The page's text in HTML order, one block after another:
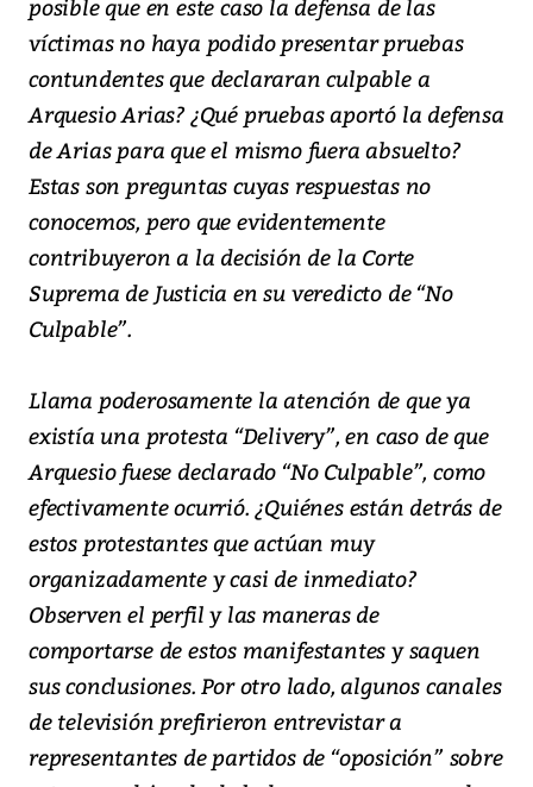
posible que en este caso la defensa de las
víctimas no haya podido presentar pruebas
contundentes que declararan culpable a
Arquesio Arias? ¿Qué pruebas aportó la defensa
de Arias para que el mismo fuera absuelto?
Estas son preguntas cuyas respuestas no
conocemos, pero que evidentemente
contribuyeron a la decisión de la Corte
Suprema de Justicia en su veredicto de “No
Culpable”.
Llama poderosamente la atención de que ya
existía una protesta “Delivery”, en caso de que
Arquesio fuese declarado “No Culpable”, como
efectivamente ocurrió. ¿Quiénes están detrás de
estos protestantes que actúan muy
organizadamente y casi de inmediato?
Observen el perfil y las maneras de
comportarse de estos manifestantes y saquen
sus conclusiones. Por otro lado, algunos canales
de televisión prefirieron entrevistar a
representantes de partidos de “oposición” sobre